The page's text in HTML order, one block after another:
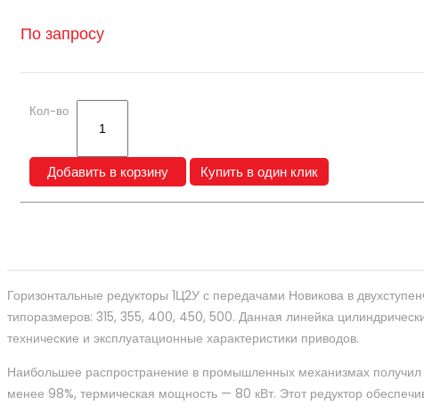
По запросу
Кол-во
Добавить в корзину Купить в один клик
Горизонтальные редукторы 1Ц2У с передачами Новикова в
типоразмеров: 315, 355, 400, 450, 500. Данная линейка
технические и эксплуатационные характеристики приводов.
Наибольшее распространение в промышленных механизмах получил
менее 98%, термическая мощность — 80 кВт. Этот редуктор